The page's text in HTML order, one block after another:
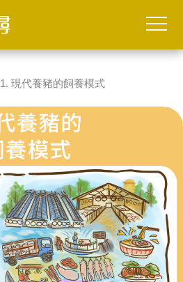
現代養豬的飼養模式